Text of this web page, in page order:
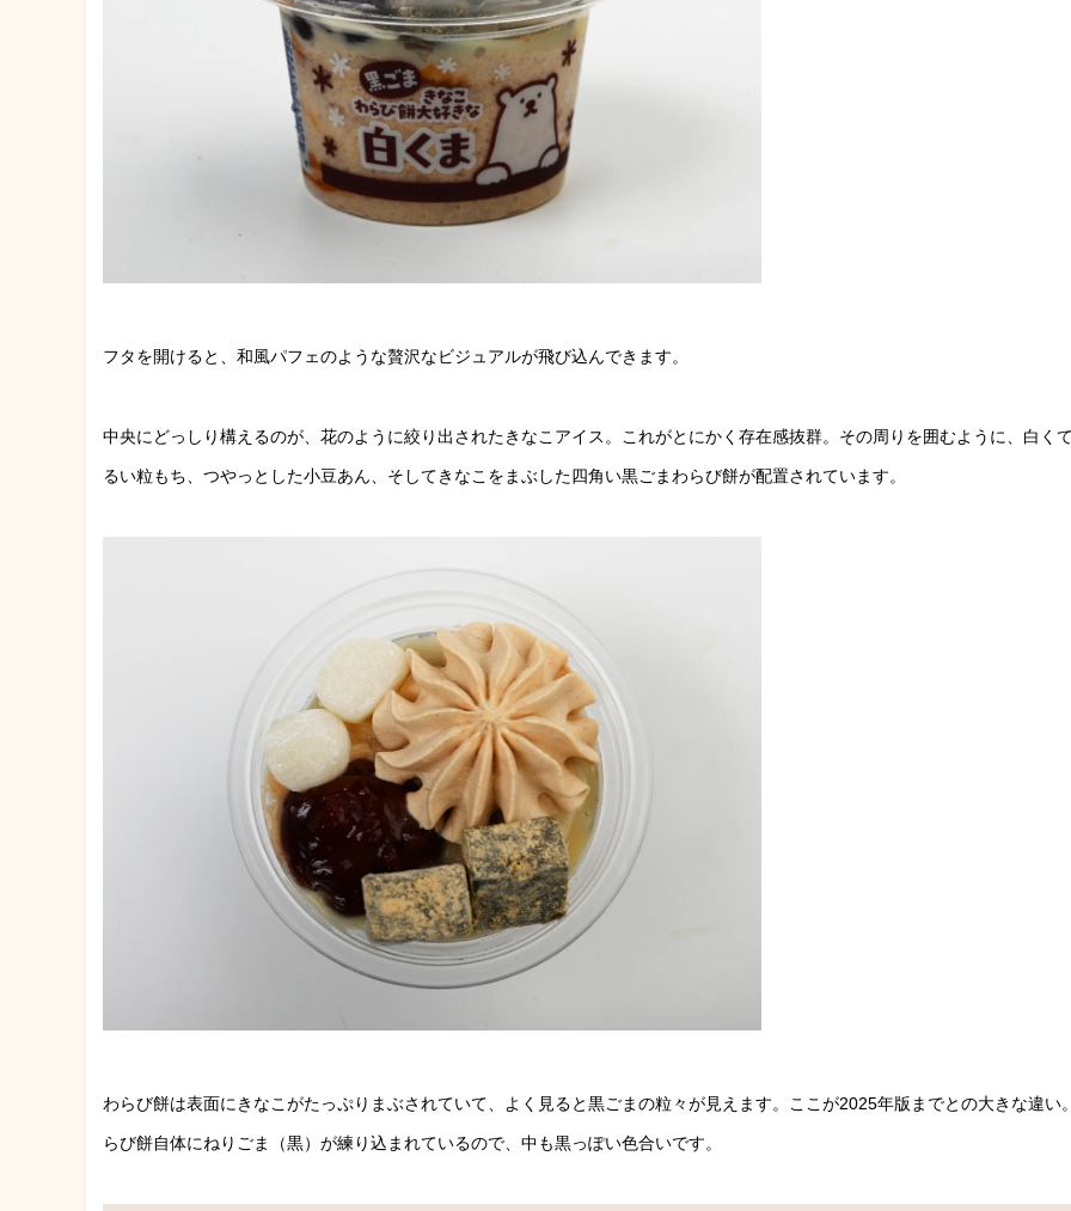
フタを開けると、和風パフェのような贅沢なビジュアルが飛び込んできます。
中央にどっしり構えるのが、花のように絞り出されたきなこアイス。これがとにかく存在感抜群。その周りを囲むように、白く
るい粒もち、つやっとした小豆あん、そしてきなこをまぶした四角い黒ごまわらび餅が配置されています。
わらび餅は表面にきなこがたっぷりまぶされていて、よく見ると黒ごまの粒々が見えます。ここが2025年版までとの大きな違い
らび餅自体にねりごま（黒）が練り込まれているので、中も黒っぽい色合いです。